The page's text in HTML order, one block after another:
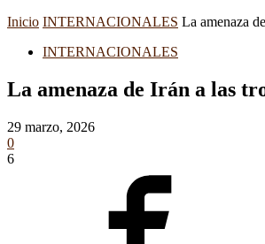
Inicio INTERNACIONALES La amenaza
INTERNACIONALES
La amenaza de Irán a las
29 marzo, 2026
0
6